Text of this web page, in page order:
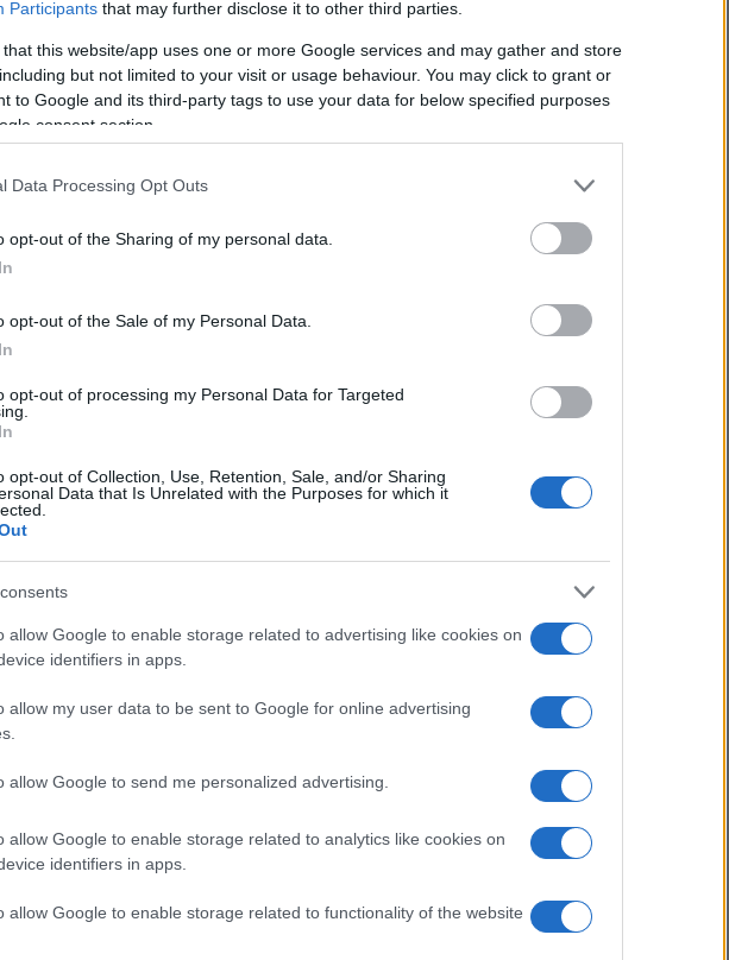
Participants that may further disclose it to other third parties.
that this website/app uses one or more Google services and may gather and store
but not limited to your visit or usage behaviour. You may click to grant or
to Google and its third-party tags to use your data for below specified purposes
consent section.
Data Processing Opt Outs
opt-out of the Sharing of my personal data.
opt-out of the Sale of my Personal Data.
opt-out of processing my Personal Data for Targeted
opt-out of Collection, Use, Retention, Sale, and/or Sharing
Data that Is Unrelated with the Purposes for which it
allow Google to enable storage related to advertising like cookies on
identifiers in apps.
allow my user data to be sent to Google for online advertising
allow Google to send me personalized advertising.
allow Google to enable storage related to analytics like cookies on
identifiers in apps.
allow Google to enable storage related to functionality of the website
contesto in cui la tecnologia sta diventando
specialmente per le generazioni più giovani.
sicuro per i bambini, Markle e Middleton
e le loro visioni su come affrontare questo
i più giovani
per Markle e Middleton è il potere
Glismartphone
di molti, ma possono portare a conseguenze
diminuzione delle abilità comunicative. Gli
della tecnologia può influenzare
più vulnerabili a problemi di salute